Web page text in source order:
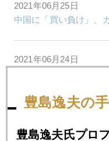
2021年06月25日
中国に「買い負け」、
2021年06月24日
2021年06月23日
バーナンキショック、
豊島逸夫の
豊島逸夫氏プロ